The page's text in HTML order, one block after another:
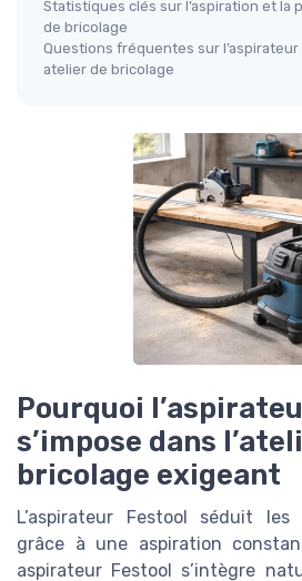
Statistiques clés sur l’aspiration et la
de bricolage
Questions fréquentes sur
atelier de bricolage
Pourquoi
s’impose dans
bricolage exigeant
L’aspirateur Festool séduit
grâce à une aspiration
aspirateur Festool s’intègre